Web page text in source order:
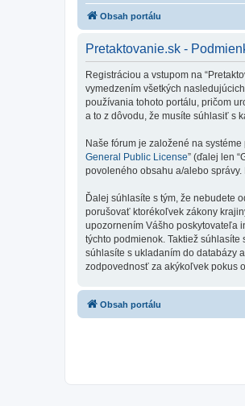
Obsah portálu
Pretaktovanie.sk -
Registráciou a vstupom na
vymedzením všetkých
používania tohoto portálu, pričom
a to z dôvodu, že musíte súhlasiť s
Naše fórum je založené na systéme
General Public License” (ďalej len
povoleného obsahu a/alebo
Ďalej súhlasíte s tým, že nebudete
porušovať ktorékoľvek zákony
upozornením Vášho poskytovateľa
týchto podmienok. Taktiež
súhlasíte s ukladaním do databázy
zodpovednosť za akýkoľvek pokus
Obsah portálu